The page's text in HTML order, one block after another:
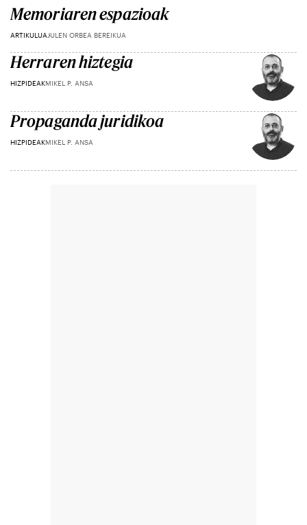
Memoriaren espazioak
ARTIKULUA JULEN ORBEA BEREIKUA
Herraren hiztegia
HIZPIDEAKMIKEL P. ANSA
Propaganda juridikoa
HIZPIDEAKMIKEL P. ANSA